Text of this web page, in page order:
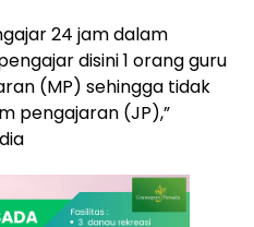
24 jam dalam
disini 1 orang guru
(MP) sehingga tidak
pengajaran (JP),”